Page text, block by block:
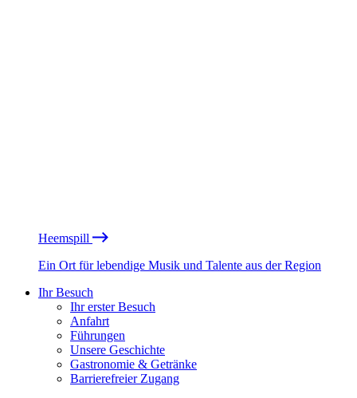
Heemspill
Ein Ort für lebendige Musik und Talente aus der Region
Ihr Besuch
Ihr erster Besuch
Anfahrt
Führungen
Unsere Geschichte
Gastronomie & Getränke
Barrierefreier Zugang